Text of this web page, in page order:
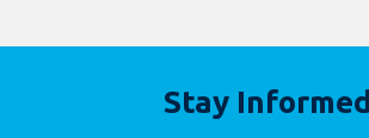
Stay Informed